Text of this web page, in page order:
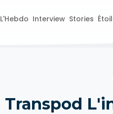
L'Hebdo Interview Stories
Transpod